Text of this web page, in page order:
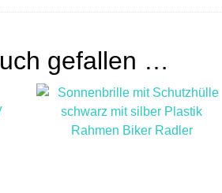
gefallen …